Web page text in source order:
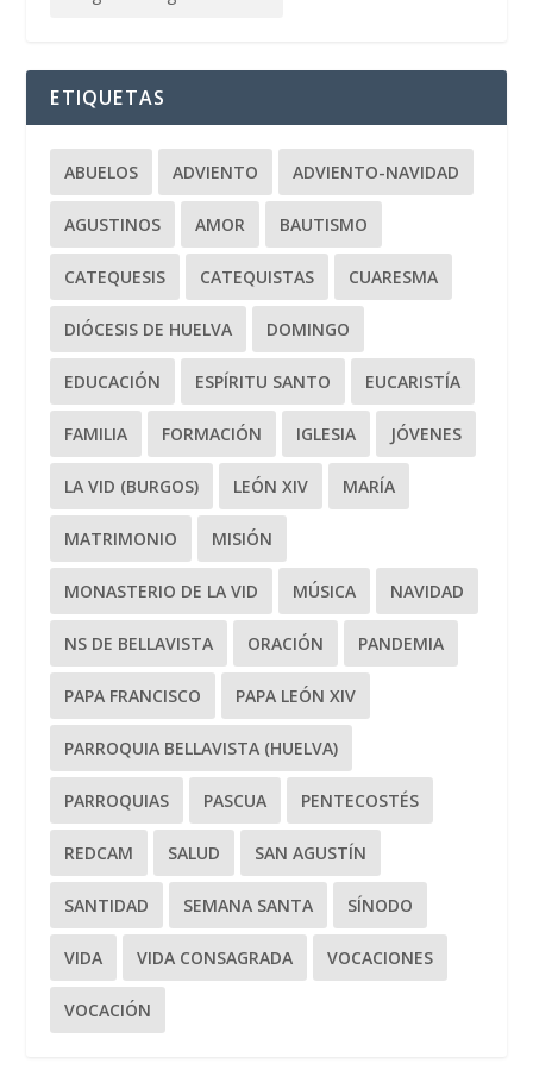
ETIQUETAS
ABUELOS ADVIENTO ADVIENTO-NAVIDAD
AGUSTINOS AMOR BAUTISMO
CATEQUESIS CATEQUISTAS CUARESMA
DIÓCESIS DE HUELVA DOMINGO
EDUCACIÓN ESPÍRITU SANTO EUCARISTÍA
FAMILIA FORMACIÓN IGLESIA JÓVENES
LA VID (BURGOS) LEÓN XIV MARÍA
MATRIMONIO MISIÓN
MONASTERIO DE LA VID MÚSICA NAVIDAD
NS DE BELLAVISTA ORACIÓN PANDEMIA
PAPA FRANCISCO PAPA LEÓN XIV
PARROQUIA BELLAVISTA (HUELVA)
PARROQUIAS PASCUA PENTECOSTÉS
REDCAM SALUD SAN AGUSTÍN
SANTIDAD SEMANA SANTA SÍNODO
VIDA VIDA CONSAGRADA VOCACIONES
VOCACIÓN